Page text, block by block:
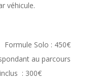
véhicule.
Formule Solo : 450€
au parcours
: 300€